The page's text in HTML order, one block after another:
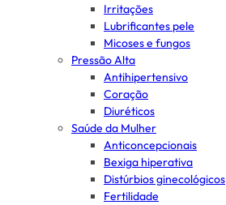
Irritações
Lubrificantes pele
Micoses e fungos
Pressão Alta
Antihipertensivo
Coração
Diuréticos
Saúde da Mulher
Anticoncepcionais
Bexiga hiperativa
Distúrbios ginecológicos
Fertilidade